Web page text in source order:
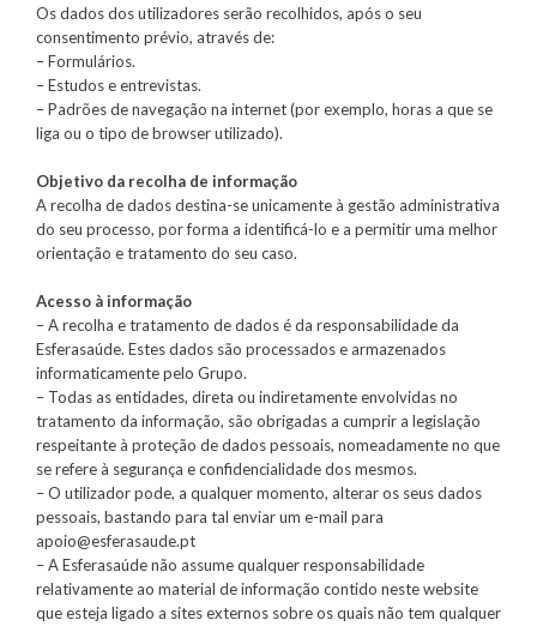
Os dados dos utilizadores serão recolhidos, após o seu
consentimento prévio, através de:
– Formulários.
– Estudos e entrevistas.
– Padrões de navegação na internet (por exemplo, horas a que se
liga ou o tipo de browser utilizado).
Objetivo da recolha de informação
A recolha de dados destina-se unicamente à gestão administrativa
do seu processo, por forma a identificá-lo e a permitir uma melhor
orientação e tratamento do seu caso.
Acesso à informação
– A recolha e tratamento de dados é da responsabilidade da
Esferasaúde. Estes dados são processados e armazenados
informaticamente pelo Grupo.
– Todas as entidades, direta ou indiretamente envolvidas no
tratamento da informação, são obrigadas a cumprir a legislação
respeitante à proteção de dados pessoais, nomeadamente no que
se refere à segurança e confidencialidade dos mesmos.
– O utilizador pode, a qualquer momento, alterar os seus dados
pessoais, bastando para tal enviar um e-mail para
apoio@esferasaude.pt
– A Esferasaúde não assume qualquer responsabilidade
relativamente ao material de informação contido neste website
que esteja ligado a sites externos sobre os quais não tem qualquer